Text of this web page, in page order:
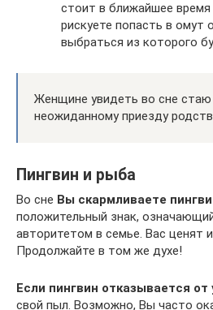
стоит в ближайшее время
рискуете попасть в омут
выбраться из которого
Женщине увидеть во сне стаю
неожиданному приезду
Пингвин и рыба
Во сне Вы скармливаете
положительный знак,
авторитетом в семье. Вас ценят
Продолжайте в том же духе!
Если пингвин отказывается от
свой пыл. Возможно, Вы часто